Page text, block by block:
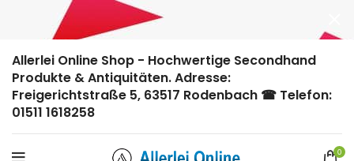
Allerlei Online Shop - Hochwertige Secondhand
Produkte & Antiquitäten. Adresse:
Freigerichtstraße 5, 63517 Rodenbach ☎ Telefon:
01511 1618258
0